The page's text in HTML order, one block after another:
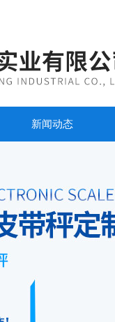
新闻动态